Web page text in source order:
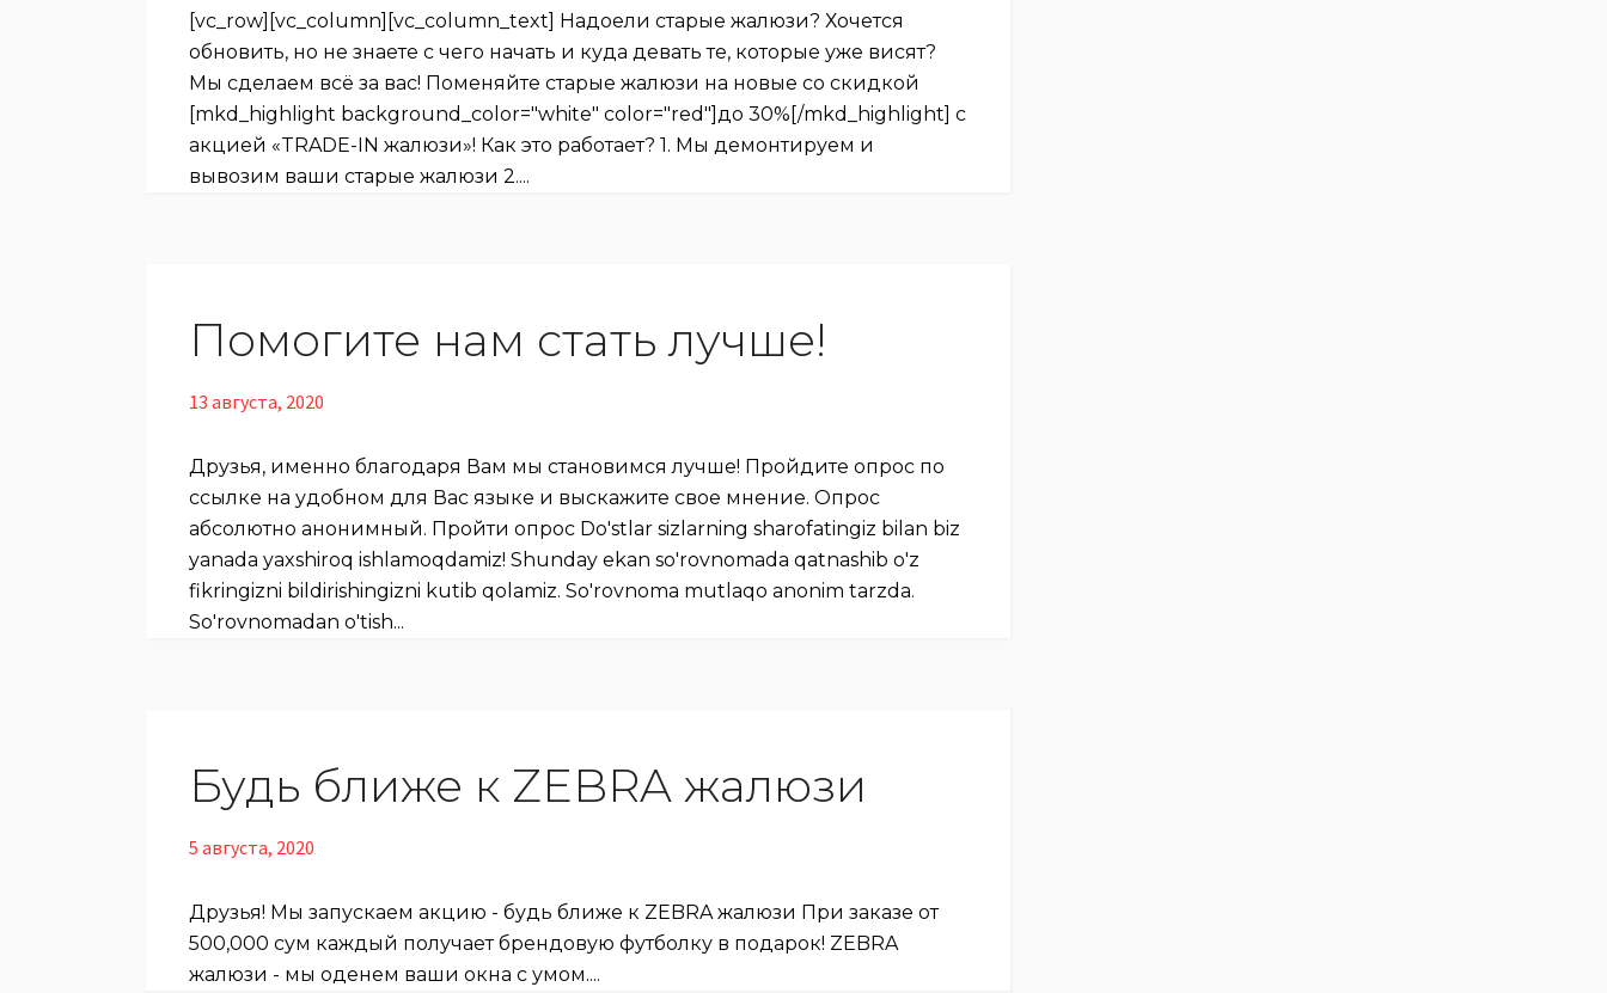
[vc_row][vc_column][vc_column_text] Надоели старые жалюзи? Хочется
обновить, но не знаете с чего начать и куда девать те, которые уже висят?
Мы сделаем всё за вас! Поменяйте старые жалюзи на новые со скидкой
[mkd_highlight background_color="white" color="red"]до 30%[/mkd_highlight] с
акцией «TRADE-IN жалюзи»! Как это работает? 1. Мы демонтируем и
вывозим ваши старые жалюзи 2....
Помогите нам стать лучше!
13 августа, 2020
Друзья, именно благодаря Вам мы становимся лучше! Пройдите опрос по
ссылке на удобном для Вас языке и выскажите свое мнение. Опрос
абсолютно анонимный. Пройти опрос Do'stlar sizlarning sharofatingiz bilan biz
yanada yaxshiroq ishlamoqdamiz! Shunday ekan so'rovnomada qatnashib o'z
fikringizni bildirishingizni kutib qolamiz. So'rovnoma mutlaqo anonim tarzda.
So'rovnomadan o'tish...
Будь ближе к ZEBRA жалюзи
5 августа, 2020
Друзья! Мы запускаем акцию - будь ближе к ZEBRA жалюзи При заказе от
500,000 сум каждый получает брендовую футболку в подарок! ZEBRA
жалюзи - мы оденем ваши окна с умом....